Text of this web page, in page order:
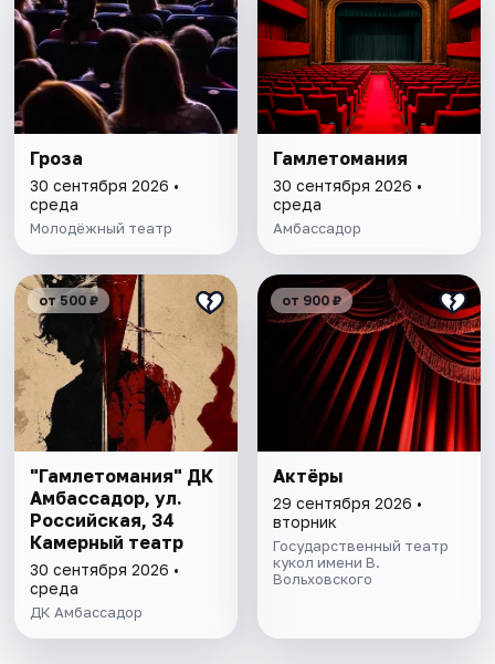
Гроза
30 сентября 2026 •
среда
Молодёжный театр
Гамлетомания
30 сентября 2026 •
среда
Амбассадор
от 500 ₽
"Гамлетомания" ДК
Амбассадор, ул.
Российская, 34
Камерный театр
30 сентября 2026 •
среда
ДК Амбассадор
от 900 ₽
Актёры
29 сентября 2026 •
вторник
Государственный театр
кукол имени В.
Вольховского